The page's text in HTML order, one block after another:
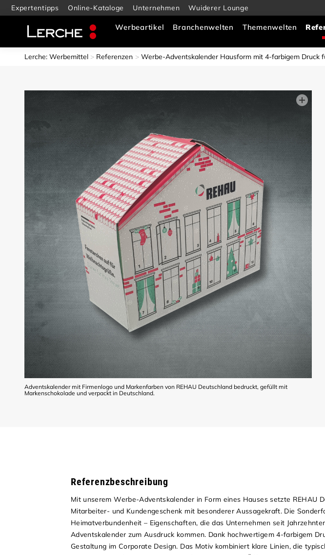
Expertentipps Online-Kataloge Unternehmen Wuiderer Lounge
Werbeartikel Branchenwelten Themenwelten
Lerche: Werbemittel Referenzen Werbe-Adventskalender Hausform mit 4-farbigem Druck
Adventskalender mit Firmenlogo und Markenfarben von REHAU Deutschland bedruckt, gefüllt mit
Markenschokolade und verpackt in Deutschland.
Referenzbeschreibung
Mit unserem Werbe-Adventskalender in Form eines Hauses setzte REHAU
Mitarbeiter- und Kundengeschenk mit besonderer Aussagekraft. Die
Heimatverbundenheit – Eigenschaften, die das Unternehmen seit
Adventskalender zum Ausdruck kommen. Dank hochwertigem 4-farbigem
Gestaltung im Corporate Design. Das Motiv kombiniert klare Linien, die